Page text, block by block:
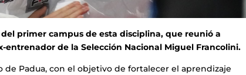
primer campus de esta disciplina, que reunió a
de la Selección Nacional Miguel Francolini.
de Padua, con el objetivo de fortalecer el aprendizaje